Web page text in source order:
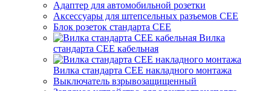
Адаптер для автомобильной розетки
Аксессуары для штепсельных разъемов CEE
Блок розеток стандарта CEE
Вилка
стандарта CEE кабельная
Вилка стандарта CEE накладного монтажа
Выключатель взрывозащищенный